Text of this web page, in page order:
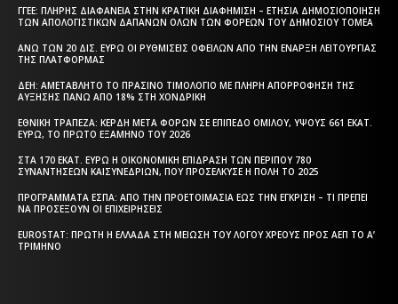
ΓΓΕΕ: ΠΛΉΡΗΣ ΔΙΑΦΆΝΕΙΑ ΣΤΗΝ ΚΡΑΤΙΚΉ ΔΙΑΦΉΜΙΣΗ – EΤΉΣΙΑ ΔΗΜΟΣΙΟΠΟΊΗΣΗ
ΤΩΝ ΑΠΟΛΟΓΙΣΤΙΚΏΝ ΔΑΠΑΝΏΝ ΌΛΩΝ ΤΩΝ ΦΟΡΈΩΝ ΤΟΥ ΔΗΜΟΣΊΟΥ ΤΟΜΈΑ
ΆΝΩ ΤΩΝ 20 ΔΙΣ. ΕΥΡΏ ΟΙ ΡΥΘΜΊΣΕΙΣ ΟΦΕΙΛΏΝ ΑΠΌ ΤΗΝ ΈΝΑΡΞΗ ΛΕΙΤΟΥΡΓΊΑΣ
ΤΗΣ ΠΛΑΤΦΌΡΜΑΣ
ΔΕΗ: ΑΜΕΤΆΒΛΗΤΟ ΤΟ ΠΡΆΣΙΝΟ ΤΙΜΟΛΌΓΙΟ ΜΕ ΠΛΉΡΗ ΑΠΟΡΡΌΦΗΣΗ ΤΗΣ
ΑΎΞΗΣΗΣ ΠΆΝΩ ΑΠΌ 18% ΣΤΗ ΧΟΝΔΡΙΚΉ
ΕΘΝΙΚΉ ΤΡΆΠΕΖΑ: ΚΈΡΔΗ ΜΕΤΆ ΦΌΡΩΝ ΣΕ ΕΠΊΠΕΔΟ ΟΜΊΛΟΥ, ΎΨΟΥΣ 661 ΕΚΑΤ.
ΕΥΡΏ, ΤΟ ΠΡΏΤΟ ΕΞΆΜΗΝΟ ΤΟΥ 2026
ΣΤΑ 170 ΕΚΑΤ. ΕΥΡΏ Η ΟΙΚΟΝΟΜΙΚΉ ΕΠΊΔΡΑΣΗ ΤΩΝ ΠΕΡΊΠΟΥ 780
ΣΥΝΑΝΤΉΣΕΩΝ ΚΑΙΣΥΝΕΔΡΊΩΝ, ΠΟΥ ΠΡΟΣΈΛΚΥΣΕ Η ΠΌΛΗ ΤΟ 2025
ΠΡΟΓΡΆΜΜΑΤΑ EΣΠΑ: ΑΠΌ ΤΗΝ ΠΡΟΕΤΟΙΜΑΣΊΑ ΈΩΣ ΤΗΝ ΈΓΚΡΙΣΗ – ΤΙ ΠΡΈΠΕΙ
ΝΑ ΠΡΟΣΈΞΟΥΝ ΟΙ ΕΠΙΧΕΙΡΉΣΕΙΣ
EUROSTAT: ΠΡΏΤΗ Η ΕΛΛΆΔΑ ΣΤΗ ΜΕΊΩΣΗ ΤΟΥ ΛΌΓΟΥ ΧΡΈΟΥΣ ΠΡΟΣ ΑΕΠ ΤΟ Α’
ΤΡΊΜΗΝΟ